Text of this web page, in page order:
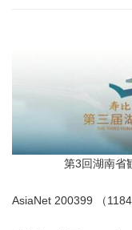
第3回湖南省
AsiaNet 200399 （1184